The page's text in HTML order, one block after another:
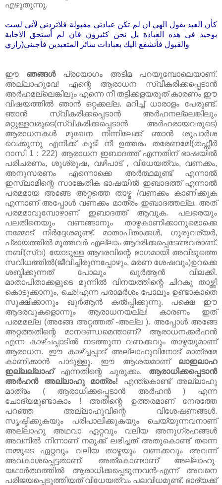
എഴുതുന്നു.
كأن العبد يقول الهي ان لم تكن عبادتي مقبولة فلاتردني لأني لست
بوحيد في هذه العبادة بل نحن كثيرون فان لم أستحق الأجابة
والقبول فأتشفع اليك بعبادات سائر المتعبدين فأجبني(رازي
ഈ ഞങ്ങൾപ്രയോഗം അടിമ പറയുമ്പോലെയാണ്‌.
അല്ലാഹുവേ! എന്റെ ആരാധന സ്വീകരിക്കപ്പെടാൻ
അർഹമല്ലെങ്കിലും എന്നെ നീ തട്ടിക്കളയരുത്‌ കാരണം ഈ
വിഷയത്തിൽ ഞാൻ ഒറ്റക്കല്ല. മറിച്ച്‌ ധാരാളം പേരുണ്ട്‌.
ഞാൻ സ്വീകരിക്കപ്പെടാൻ അർഹനല്ലെങ്കിലും
മറ്റുള്ളവരുടെ(സ്വീകരിക്കപ്പെടാൻ അർഹരായവരുടെ)
ആരാധനകൾ മുഖേന നിന്നിലേക്ക്‌ ഞാൻ ശുപാർശ
വെക്കുന്നു എനിക്ക്‌ കൂടി നീ ഉത്തരം തരേണമേ!(തഫ്സീർ
റാസി 1 : 222) ആരാധന ഇബാദത്ത്‌ എന്നതിന്‌ ഭാഷയിൽ
പരിചരണം, ശുശ്രൂഷ, വഴിപാട്‌ , വിധേയത്വം, വണക്കം,
അനുസരണം എന്നൊക്കെ അർത്ഥമുണ്ട്‌ എന്നാൽ
ഇസ്ലാമിന്റെ സാങ്കേതിക ഭാഷയിൽ ഇബാദത്ത്‌ എന്നാൽ
പരമമായ അങ്ങേ അറ്റത്തെ താഴ്മ /വണക്കം കാണിക്കുക
എന്നാണ്‌ അപ്പോൾ വണക്കം മാത്രം ഇബാദത്തല്ല. അത്‌
പരമമാവുമ്പോഴാണ്‌ ഇബാദത്ത്‌ ആവുക. പലരെയും
പലതിനെയും വണങ്ങാനും താഴ്മകാണിക്കാനുമൊക്കെ
നമ്മോട്‌ നിർദ്ദേശമുണ്ട്‌. മാതാപിതാക്കൾ, ഗുരുവര്യർ,
പ്രായത്തിൽ മൂത്തവർ എല്ലാം ആദരിക്കപ്പെടേണ്ടവരാണ്‌.
നബി(സ്വ) യോടുള്ള ആദരവിന്റെ ഭാഗമായി അവിടുത്തെ
സവിധത്തിൽ(ജീവിച്ചിരുന്നപ്പോഴും, മരണ ശേഷവും)ഉറക്കെ
ശബ്ദിക്കുന്നത്‌ പോലും ഖുർആൻ വിലക്കി.
മാതാപിതാക്കളുടെ മുന്നിൽ വിനയത്തിന്റെ ചിറകു താഴ്ത്തി
കൊടുക്കാനും, ഛെ!എന്ന പരാമർശം പോലും ഉണ്ടാകാതെ
സൂക്ഷിക്കാനും ഖുർആൻ കൽപ്പിക്കുന്നു. പക്ഷെ ഈ
ആദരവുകളൊന്നും ആരാധനയല്ല! കാരണം ഇത്‌
പരമമല്ല (അങ്ങേ അറ്റത്തത്‌ -അല്ല ). അപ്പോൾ അങ്ങേ
അറ്റത്തതിന്റെ മാനദണ്ഡമെന്താണ്‌? ആരാധനക്കർഹൻ
എന്ന കാഴ്ചപ്പാടിൽ നടത്തുന്ന വണക്കവും താഴ്മയുമാണ്‌
ആരാധന. ഈ കാഴ്ച്ചപ്പാട്‌ അല്ലാഹുവിനോട്‌ മാത്രമേ
കാണിക്കാൻ പാടുള്ളൂ. ഈ ആശയമാണ്‌ ലാഇലാഹ
ഇല്ലല്ലാഹ്‌എന്നതിന്റെ ചുരുക്കം. ആരാധിക്കപ്പെടാൻ
അർഹൻ അല്ലാഹു മാത്രം! എന്ത്കൊണ്ട്‌ അല്ലാഹു
മാത്രം ( ആരാധിക്കപ്പെടാൻ അർഹൻ ) എന്ന
ചോദ്യമുണ്ടാകാം ! അതിന്റെ ഉത്തരമാണ്‌ നേരത്തേ
പറഞ്ഞ അല്ലാഹുവിന്റെ വിശേഷണങ്ങൾ.
സൃഷ്ടിക്കുകയും പരിപാലിക്കുകയും ചെയ്യുന്നവനാണ്‌
അല്ലാഹു അഥവാ ഏറ്റവും വലിയ അനുഗ്രഹങ്ങൾ
അവനിൽ നിന്നാണ്‌ നമുക്ക്‌ ലഭിച്ചത്‌ അതുകൊണ്ട്‌ തന്നെ
നമ്മുടെ ഏറ്റവും വലിയ താഴ്മയും വണക്കവും അവന്ന്
അവകാശപ്പെട്ടതാണ്‌. അത്കൊണ്ടാണ്‌ അല്ലാഹു-
യഥാർത്ഥത്തിൽ ആരാധിക്കപ്പെടുന്നവൻ-എന്ന് അവനെ
പരിജയപ്പെടുത്തിയത്‌ വിധേയത്വം പലവിധമുണ്ട്‌. ഭാര്യക്ക്‌